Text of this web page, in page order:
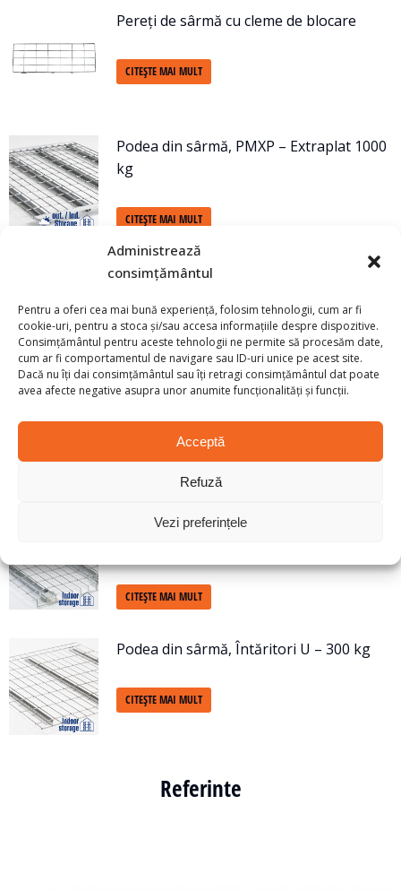
Administrează
consimțământul
Pentru a oferi cea mai bună experiență, folosim tehnologii, cum ar fi
cookie-uri, pentru a stoca și/sau accesa informațiile despre dispozitive.
Consimțământul pentru aceste tehnologii ne permite să procesăm date,
cum ar fi comportamentul de navigare sau ID-uri unice pe acest site.
Dacă nu îți dai consimțământul sau îți retragi consimțământul dat poate
avea afecte negative asupra unor anumite funcționalități și funcții.
Acceptă
Refuză
Vezi preferințele
Pereți de sârmă cu cleme de blocare
CITEȘTE MAI MULT
Podea din sârmă, PMXP – Extraplat 1000
kg
CITEȘTE MAI MULT
Podea din sârmă, 4 întăritori 1000 Kg – L
CITEȘTE MAI MULT
Podea din sârmă, 4 întăritori 1000 Kg – L
880 mm
Podea din sârmă, 3 întăritori – 500 kg și
CITEȘTE MAI MULT
Podea din sârmă, Întăritori U – 300 kg
CITEȘTE MAI MULT
Referinte